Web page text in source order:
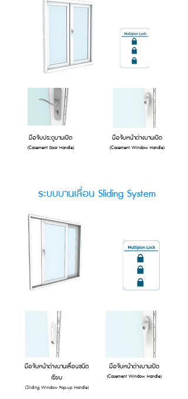
มือจับประตูบานเปิด
(Casement Door Handle)
มือจับหน้าต่างบานเปิด
(Casement Window Handle)
ระบบบานเลื่อน Sliding System
มือจับหน้าต่างบานเลื่อนชนิด
เรียบ
(Sliding Window Pop-up Handle)
มือจับหน้าต่างบานเปิด
(Casement Window Handle)